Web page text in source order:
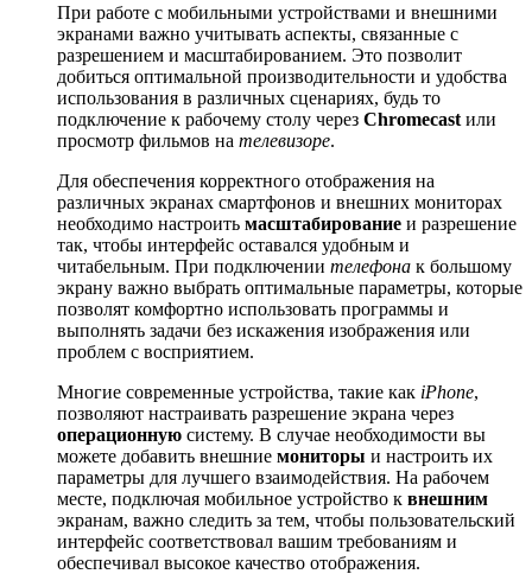
При работе с мобильными устройствами и внешними
экранами важно учитывать аспекты, связанные с
разрешением и масштабированием. Это позволит
добиться оптимальной производительности и удобства
использования в различных сценариях, будь то
подключение к рабочему столу через Chromecast или
просмотр фильмов на телевизоре.
Для обеспечения корректного отображения на
различных экранах смартфонов и внешних мониторах
необходимо настроить масштабирование и разрешение
так, чтобы интерфейс оставался удобным и
читабельным. При подключении телефона к большому
экрану важно выбрать оптимальные параметры, которые
позволят комфортно использовать программы и
выполнять задачи без искажения изображения или
проблем с восприятием.
Многие современные устройства, такие как iPhone,
позволяют настраивать разрешение экрана через
операционную систему. В случае необходимости вы
можете добавить внешние мониторы и настроить их
параметры для лучшего взаимодействия. На рабочем
месте, подключая мобильное устройство к внешним
экранам, важно следить за тем, чтобы пользовательский
интерфейс соответствовал вашим требованиям и
обеспечивал высокое качество отображения.